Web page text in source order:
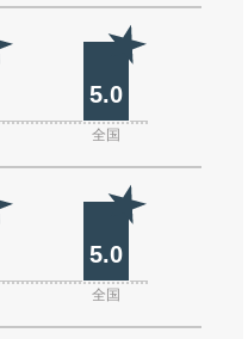
5.0
全国
5.0
全国